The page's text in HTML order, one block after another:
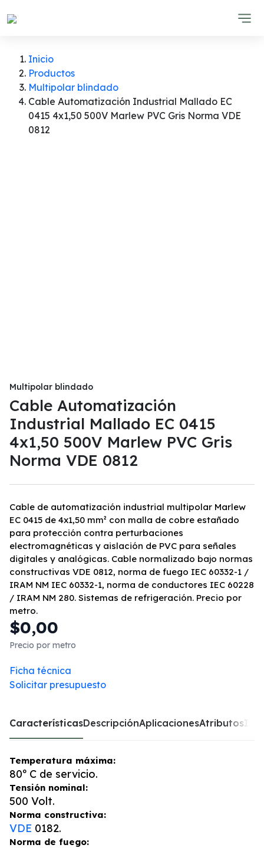
Inicio
Productos
Multipolar blindado
Cable Automatización Industrial Mallado EC
0415 4x1,50 500V Marlew PVC Gris Norma VDE
0812
Multipolar blindado
Cable Automatización
Industrial Mallado EC 0415
4x1,50 500V Marlew PVC Gris
Norma VDE 0812
Cable de automatización industrial multipolar Marlew
EC 0415 de 4x1,50 mm² con malla de cobre estañado
para protección contra perturbaciones
electromagnéticas y aislación de PVC para señales
digitales y analógicas. Cable normalizado bajo normas
constructivas VDE 0812, norma de fuego IEC 60332-1 /
IRAM NM IEC 60332-1, norma de conductores IEC 60228
/ IRAM NM 280. Sistemas de refrigeración. Precio por
metro.
$0,00
Precio por metro
Ficha técnica
Solicitar presupuesto
CaracterísticasDescripciónAplicacionesAtributos
Temperatura máxima:
80º C de servicio.
Tensión nominal:
500 Volt.
Norma constructiva:
VDE 0182.
Norma de fuego: